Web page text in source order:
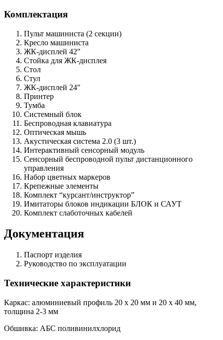
Комплектация
Пульт машиниста (2 секции)
Кресло машиниста
ЖК-дисплей 42″
Стойка для ЖК-дисплея
Стол
Стул
ЖК-дисплей 24″
Принтер
Тумба
Системный блок
Беспроводная клавиатура
Оптическая мышь
Акустическая система 2.0 (3 шт.)
Интерактивный сенсорный модуль
Сенсорный беспроводной пульт дистанционного
управления
Набор цветных маркеров
Крепежные элементы
Комплект “курсант/инструктор”
Имитаторы блоков индикации БЛОК и САУТ
Комплект слаботочных кабелей
Документация
Паспорт изделия
Руководство по эксплуатации
Технические характеристики
Каркас: алюминиевый профиль 20 х 20 мм и 20 х 40 мм,
толщина 2-3 мм
Обшивка: АБС поливинилхлорид